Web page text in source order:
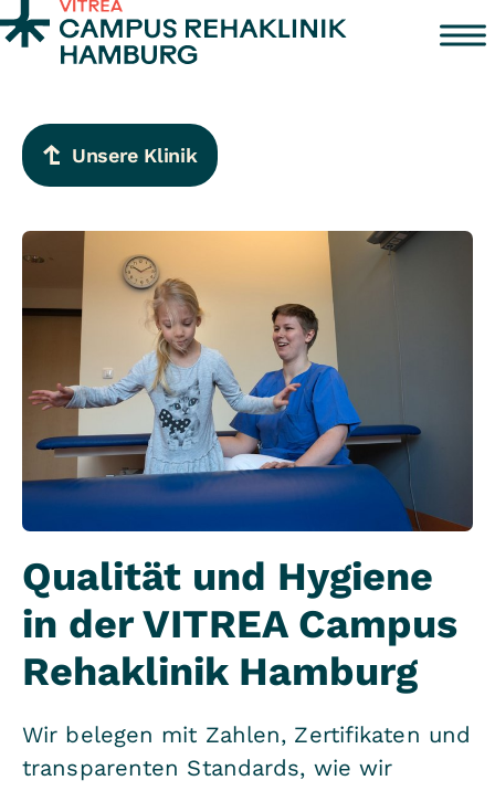
Zum Inhalt springen
Unsere Klinik
Qualität und Hygiene
in der VITREA Campus
Rehaklinik Hamburg
Wir belegen mit Zahlen, Zertifikaten und
transparenten Standards, wie wir